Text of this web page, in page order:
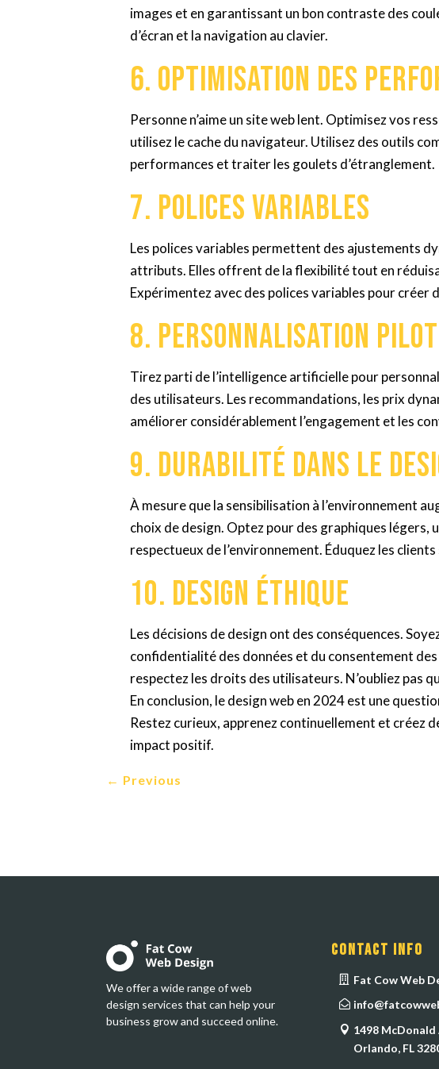
images et en garantissant un bon contraste des
d’écran et la navigation au clavier.
6. Optimisation des
Personne n’aime un site web lent. Optimisez vos
utilisez le cache du navigateur. Utilisez des outils
performances et traiter les goulets d’étranglement.
7. Polices variables
Les polices variables permettent des ajustements
attributs. Elles offrent de la flexibilité tout en
Expérimentez avec des polices variables pour créer
8. Personnalisation
Tirez parti de l’intelligence artificielle pour
des utilisateurs. Les recommandations, les prix
améliorer considérablement l’engagement et les
9. Durabilité dans le
À mesure que la sensibilisation à l’environnement
choix de design. Optez pour des graphiques légers,
respectueux de l’environnement. Éduquez les
10. Design éthique
Les décisions de design ont des conséquences.
confidentialité des données et du consentement
respectez les droits des utilisateurs. N’oubliez pas
En conclusion, le design web en 2024 est une
Restez curieux, apprenez continuellement et créez
impact positif.
← Previous
We offer a wide range of web
design services that can help your
business grow and succeed online.
Contact Info
Fat Cow Web
1498 McDonald
Orlando, FL